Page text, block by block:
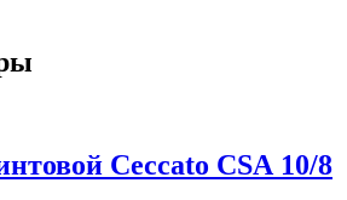
Ceccato CSА 10/8